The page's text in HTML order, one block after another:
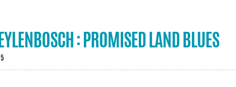
: PROMISED LAND BLUES